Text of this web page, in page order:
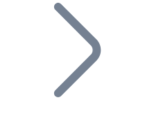
Bitcoin